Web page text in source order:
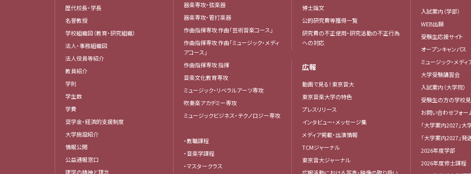
歴代校長・学長
名誉教授
学校組織図（教育・研究組織）
法人・事務組織図
法人役員等紹介
教員紹介
学則
学生数
学費
奨学金・経済的支援制度
大学施設紹介
情報公開
公益通報窓口
建学の精神と理念
器楽専攻・弦楽器
器楽専攻・管打楽器
作曲指揮専攻 作曲「芸術音楽コース」
作曲指揮専攻 作曲「ミュージック・メディ
アコース」
作曲指揮専攻 指揮
音楽文化教育専攻
ミュージック・リベラルアーツ専攻
吹奏楽アカデミー専攻
ミュージックビジネス・テクノロジー専攻
・教職課程
・音楽学課程
・マスタークラス
博士論文
公的研究費等獲得一覧
研究費の不正使用・研究活動の不正行為
への対応
広報
動画で見る！東京音大
東京音楽大学の特色
プレスリリース
インタビュー・メッセージ集
メディア掲載・出演情報
TCMジャーナル
東京音大ジャーナル
入試案内（学部）
WEB出願
受験生応援サイト
オープンキャンパス
ミュージック・メデ
大学受験講習会
入試案内（大学院）
受験生の方の学校
お問い合わせフォー
「大学案内2027」大
「大学案内2027」発
2026年度学部
2026年度修士課程